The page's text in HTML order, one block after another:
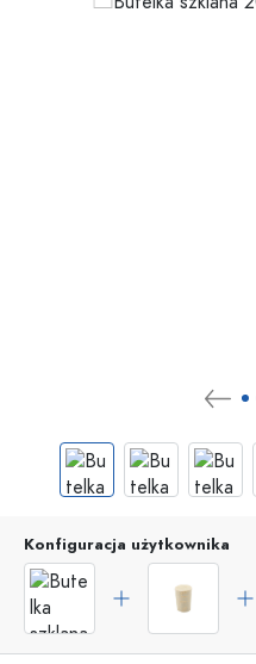
Konfiguracja użytkownika